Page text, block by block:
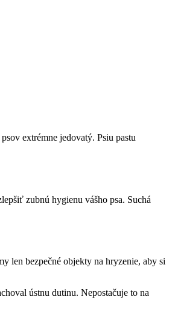
extrémne jedovatý. Psiu pastu
zubnú hygienu vášho psa. Suchá
len bezpečné objekty na hryzenie, aby si
ústnu dutinu. Nepostačuje to na